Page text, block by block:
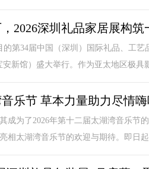
2026深圳礼品家居展构
的第34届中国（深圳）国际礼品、工
新馆）盛大举行。作为亚太地区极具
乐节 草本力量助力尽情
成为了2026年第十二届太湖湾音乐节
相太湖湾音乐节的欢迎与期待。即日